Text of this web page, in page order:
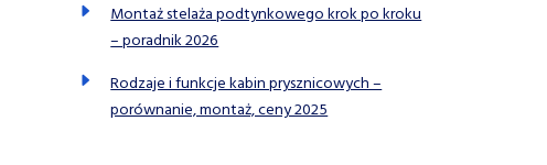
Montaż stelaża podtynkowego krok po kroku
– poradnik 2026
Rodzaje i funkcje kabin prysznicowych –
porównanie, montaż, ceny 2025